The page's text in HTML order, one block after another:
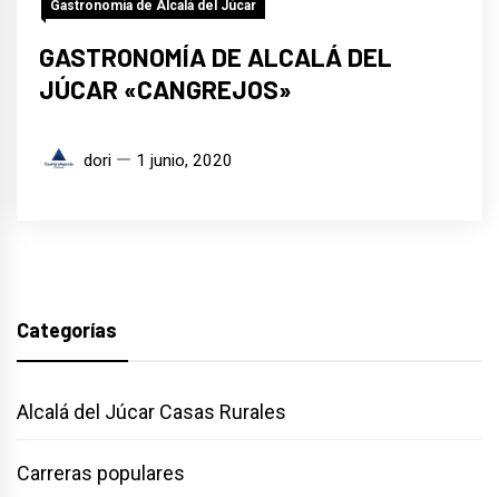
Gastronomía de Alcalá del Júcar
GASTRONOMÍA DE ALCALÁ DEL
JÚCAR «CANGREJOS»
dori 1 junio, 2020
Categorías
Alcalá del Júcar Casas Rurales
Carreras populares